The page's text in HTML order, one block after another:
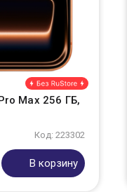
Max 256 ГБ,
Код: 223302
В корзину